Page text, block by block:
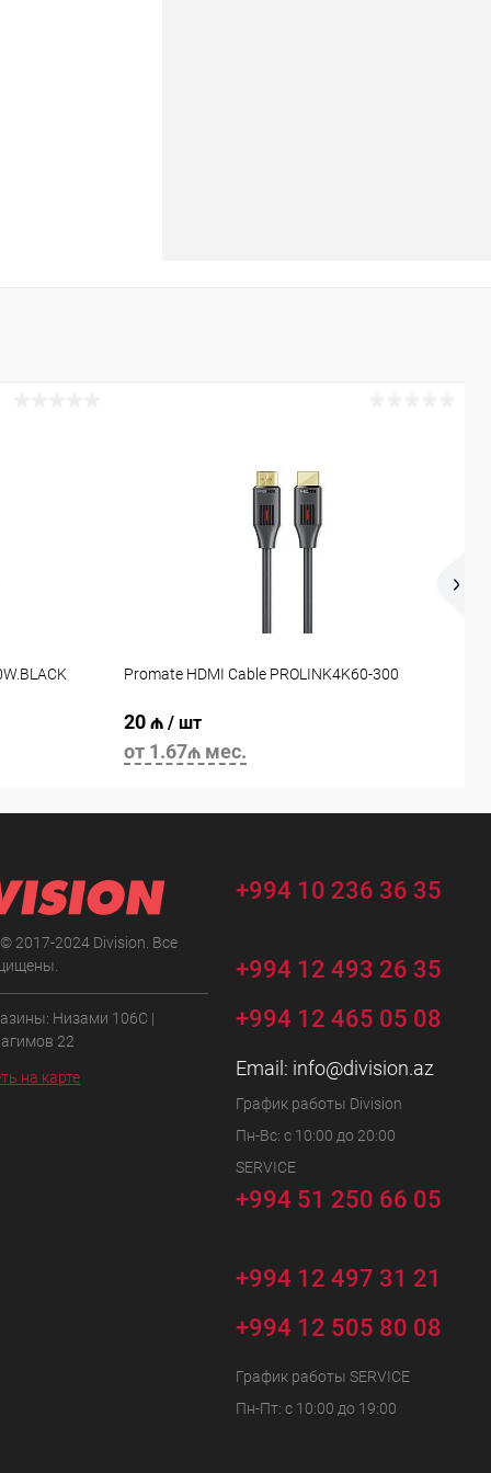
Promate HDMI Cable PROLINK4K60-300
20 ₼ / шт
от 1.67₼ мес.
2017-2024 Division. Все
Низами 106C |
22
на карте
+994 10 236 36 35
+994 12 493 26 35
+994 12 465 05 08
Email: info@division.az
График работы Division
Пн-Вс: с 10:00 до 20:00
SERVICE
+994 51 250 66 05
+994 12 497 31 21
+994 12 505 80 08
График работы SERVICE
Пн-Пт: с 10:00 до 19:00